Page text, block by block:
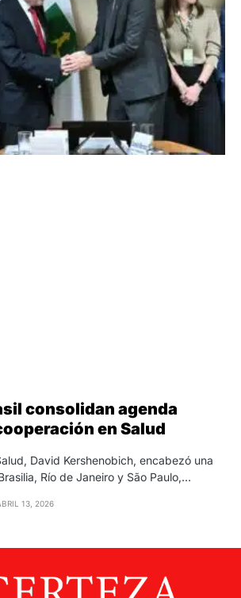
consolidan agenda
en Salud
David Kershenobich, encabezó una
Río de Janeiro y São Paulo,…
13, 2026